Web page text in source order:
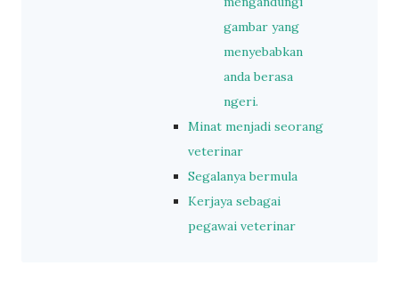
gambar yang
menyebabkan
anda berasa
ngeri.
Minat menjadi seorang
veterinar
Segalanya bermula
Kerjaya sebagai
pegawai veterinar